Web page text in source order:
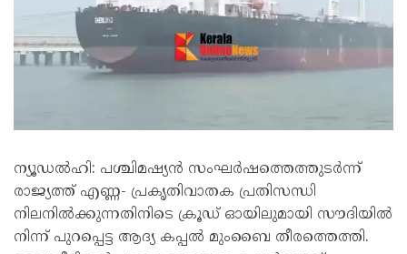
ന്യൂഡല്‍ഹി: പശ്ചിമഷ്യന്‍ സംഘര്‍ഷത്തെത്തുടര്‍ന്ന്
രാജ്യത്ത് എണ്ണ- പ്രകൃതിവാതക പ്രതിസന്ധി
നിലനില്‍ക്കുന്നതിനിടെ ക്രൂഡ് ഓയിലുമായി സൗദിയിൽ
നിന്ന് പുറപ്പെട്ട ആദ്യ കപ്പല്‍ മുംബൈ തീരത്തെത്തി.